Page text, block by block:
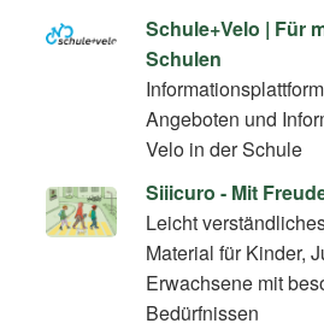
Schule+Velo | Für
Schulen
Angeboten und
Velo in der Schule
Siiicuro - Mit
Leicht
Material für Kinder,
Erwachsene mit
Bedürfnissen